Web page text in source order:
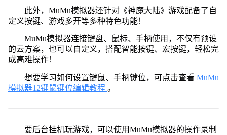
此外，MuMu模拟器还针对《神魔大陆》游戏配备了自
定义按键、游戏多开等多种特色功能！
MuMu模拟器连接键盘、鼠标、手柄使用，不仅有预设
的云方案，也可以自定义，搭配智能按键、宏按键，轻松完
成高难操作！
想要学习如何设置键鼠、手柄键位，可点击查看 MuMu
模拟器12键鼠键位编辑教程 。
要后台挂机玩游戏，可以使用MuMu模拟器的操作录制